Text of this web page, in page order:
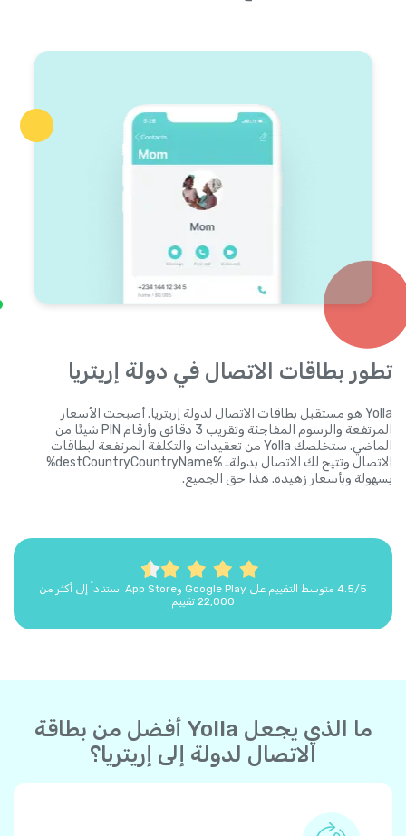
تطور بطاقات الاتصال في دولة إريتريا
Yolla هو مستقبل بطاقات الاتصال لدولة إريتريا. أصبحت الأسعار
المرتفعة والرسوم المفاجئة وتقريب 3 دقائق وأرقام PIN شيئًا من
الماضي. ستخلصك Yolla من تعقيدات والتكلفة المرتفعة لبطاقات
الاتصال وتتيح لك الاتصال بدولةـ %destCountryCountryName%
بسهولة وبأسعار زهيدة. هذا حق الجميع.
4.5/5 متوسط التقييم على Google Play وApp Store استناداً إلى أكثر من
22,000 تقييم
ما الذي يجعل Yolla أفضل من بطاقة
الاتصال لدولة إلى إريتريا؟